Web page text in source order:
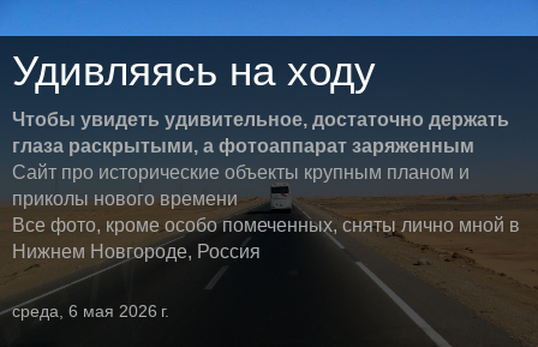
Удивляясь на ходу
Чтобы увидеть удивительное, достаточно держать
глаза раскрытыми, а фотоаппарат заряженным
Сайт про исторические объекты крупным планом и
приколы нового времени
Все фото, кроме особо помеченных, сняты лично мной в
Нижнем Новгороде, Россия
среда, 6 мая 2026 г.